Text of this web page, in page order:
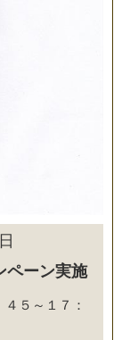
ペーン実施
５～１７：